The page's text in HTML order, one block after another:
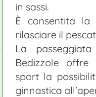
in sassi.
È consentita
rilasciare il
La
Bedizzole offre
sport la
ginnastica